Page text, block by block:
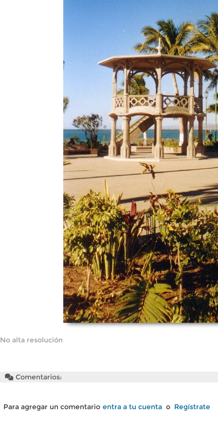
No alta resolución
Comentarios:
Para agregar un comentario entra a tu cuenta o Regístrate